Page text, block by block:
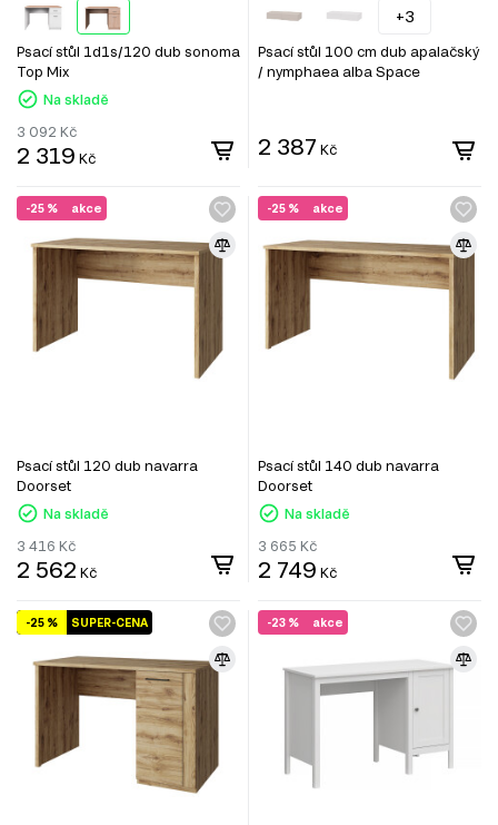
Psací stůl 1d1s/120 dub sonoma
Top Mix
Na skladě
3 092 Kč
2 319 Kč
+3
Psací stůl 100 cm dub apalačský
/ nymphaea alba Space
2 387 Kč
akce
-25 %
Psací stůl 120 dub navarra
Doorset
Na skladě
3 416 Kč
2 562 Kč
akce
-25 %
Psací stůl 140 dub navarra
Doorset
Na skladě
3 665 Kč
2 749 Kč
SUPER-CENA
-25 % akce
-23 %